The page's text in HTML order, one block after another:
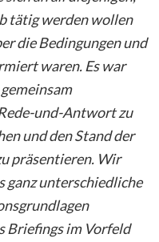
tätig werden wollen
die Bedingungen und
waren. Es war
und-Antwort zu
und den Stand der
präsentieren. Wir
ganz unterschiedliche
Briefings im Vorfeld